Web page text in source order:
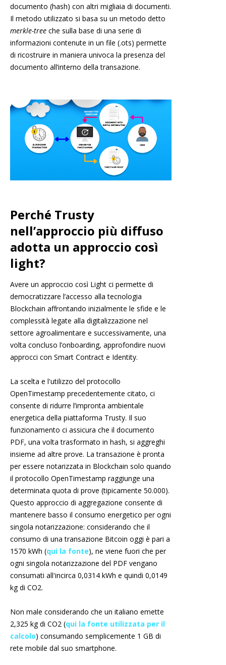
documento (hash) con altri migliaia di documenti.
Il metodo utilizzato si basa su un metodo detto
merkle-tree che sulla base di una serie di
informazioni contenute in un file (.ots) permette
di ricostruire in maniera univoca la presenza del
documento all’interno della transazione.
Perché Trusty
nell’approccio più diffuso
adotta un approccio così
light?
Avere un approccio così Light ci permette di
democratizzare l’accesso alla tecnologia
Blockchain affrontando inizialmente le sfide e le
complessità legate alla digitalizzazione nel
settore agroalimentare e successivamente, una
volta concluso l’onboarding, approfondire nuovi
approcci con Smart Contract e Identity.
La scelta e l'utilizzo del protocollo
OpenTimestamp precedentemente citato, ci
consente di ridurre l’impronta ambientale
energetica della piattaforma Trusty. Il suo
funzionamento ci assicura che il documento
PDF, una volta trasformato in hash, si aggreghi
insieme ad altre prove. La transazione è pronta
per essere notarizzata in Blockchain solo quando
il protocollo OpenTimestamp raggiunge una
determinata quota di prove (tipicamente 50.000).
Questo approccio di aggregazione consente di
mantenere basso il consumo energetico per ogni
singola notarizzazione: considerando che il
consumo di una transazione Bitcoin oggi è pari a
1570 kWh (qui la fonte), ne viene fuori che per
ogni singola notarizzazione del PDF vengano
consumati all'incirca 0,0314 kWh e quindi 0,0149
kg di CO2.
Non male considerando che un italiano emette
2,325 kg di CO2 (qui la fonte utilizzata per il
calcolo) consumando semplicemente 1 GB di
rete mobile dal suo smartphone.